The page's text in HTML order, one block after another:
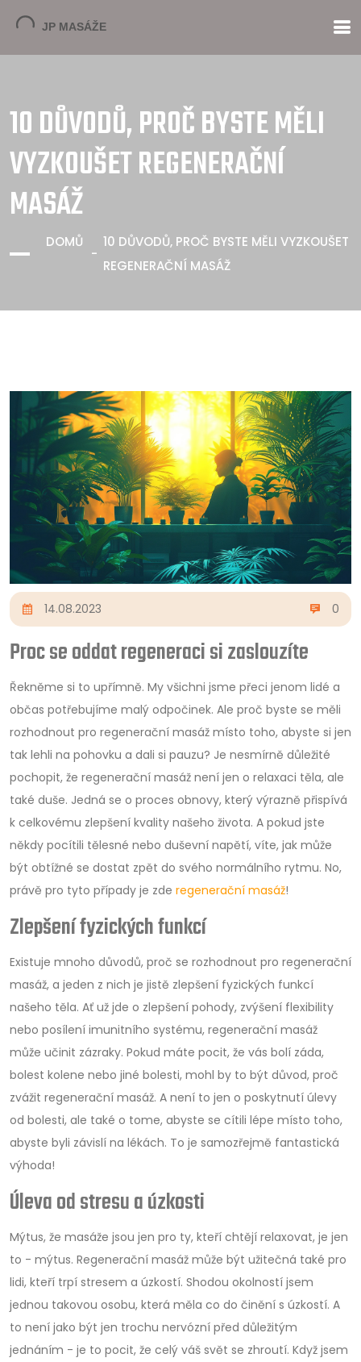
10 DŮVODŮ, PROČ BYSTE MĚLI
VYZKOUŠET REGENERAČNÍ
MASÁŽ
DOMŮ
10 DŮVODŮ, PROČ BYSTE MĚLI VYZKOUŠET
REGENERAČNÍ MASÁŽ
14.08.2023 0
Proc se oddat regeneraci si zaslouzíte
Řekněme si to upřímně. My všichni jsme přeci jenom lidé a
občas potřebujíme malý odpočinek. Ale proč byste se měli
rozhodnout pro regenerační masáž místo toho, abyste si jen
tak lehli na pohovku a dali si pauzu? Je nesmírně důležité
pochopit, že regenerační masáž není jen o relaxaci těla, ale
také duše. Jedná se o proces obnovy, který výrazně přispívá
k celkovému zlepšení kvality našeho života. A pokud jste
někdy pocítili tělesné nebo duševní napětí, víte, jak může
být obtížné se dostat zpět do svého normálního rytmu. No,
právě pro tyto případy je zde regenerační masáž!
Zlepšení fyzických funkcí
Existuje mnoho důvodů, proč se rozhodnout pro regenerační
masáž, a jeden z nich je jistě zlepšení fyzických funkcí
našeho těla. Ať už jde o zlepšení pohody, zvýšení flexibility
nebo posílení imunitního systému, regenerační masáž
může učinit zázraky. Pokud máte pocit, že vás bolí záda,
bolest kolene nebo jiné bolesti, mohl by to být důvod, proč
zvážit regenerační masáž. A není to jen o poskytnutí úlevy
od bolesti, ale také o tome, abyste se cítili lépe místo toho,
abyste byli závislí na lékách. To je samozřejmě fantastická
výhoda!
Úleva od stresu a úzkosti
Mýtus, že masáže jsou jen pro ty, kteří chtějí relaxovat, je jen
to - mýtus. Regenerační masáž může být užitečná také pro
lidi, kteří trpí stresem a úzkostí. Shodou okolností jsem
jednou takovou osobu, která měla co do činění s úzkostí. A
to není jako být jen trochu nervózní před důležitým
jednáním - je to pocit, že celý váš svět se zhroutí. Když jsem